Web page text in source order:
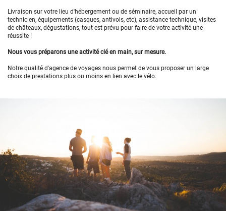
Livraison sur votre lieu d'hébergement ou de séminaire, accueil par un
technicien, équipements (casques, antivols, etc), assistance technique, visites
de châteaux, dégustations, tout est prévu pour faire de votre activité une
réussite !
Nous vous préparons une activité clé en main, sur mesure.
Notre qualité d'agence de voyages nous permet de vous proposer un large
choix de prestations plus ou moins en lien avec le vélo.